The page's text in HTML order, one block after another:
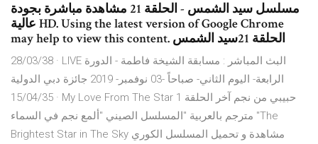
مسلسل سيد الشمس - الحلقة 21 مشاهدة مباشرة بجودة
عالية HD. Using the latest version of Google Chrome
28/03/38 · LIVE البث المباشر : مسابقة الشيخة فاطمة - الدورة
الرابعة- اليوم الثاني- صباحاً -03 نوفمبر- 2019 جائزة دبي الدولية
15/04/35 · My Love From The Star حبيبي من نجم آخر الحلقة 1
مترجم بالعربية "المسلسل الصيني "ألمع نجم في السماء "The
Brightest Star in The Sky مشاهدة و تحميل المسلسل الكوري